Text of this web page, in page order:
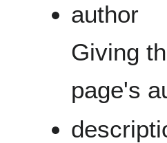
author
Giving
page's